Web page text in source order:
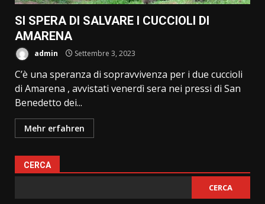
SI SPERA DI SALVARE I CUCCIOLI DI
AMARENA
admin Settembre 3, 2023
C’è una speranza di sopravvivenza per i due cuccioli
di Amarena , avvistati venerdì sera nei pressi di San
Benedetto dei...
Mehr erfahren
CERCA
CERCA